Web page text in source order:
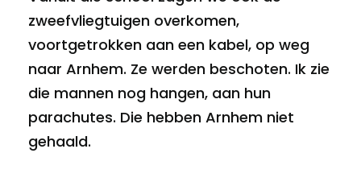
zweefvliegtuigen overkomen,
voortgetrokken aan een kabel, op weg
naar Arnhem. Ze werden beschoten. Ik zie
die mannen nog hangen, aan hun
parachutes. Die hebben Arnhem niet
gehaald.